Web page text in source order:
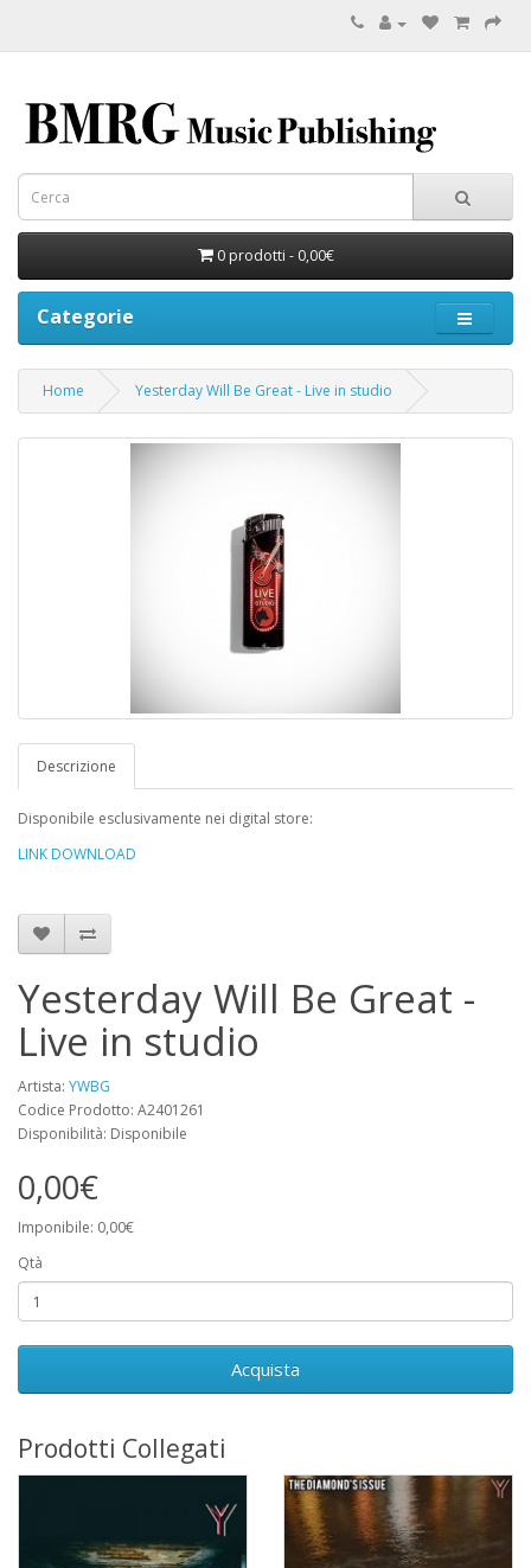
0 prodotti - 0,00€
Categorie
Home Yesterday Will Be Great - Live in studio
Descrizione
Disponibile esclusivamente nei digital store:
LINK DOWNLOAD
Yesterday Will Be Great -
Live in studio
Artista: YWBG
Codice Prodotto: A2401261
Disponibilità: Disponibile
0,00€
Imponibile: 0,00€
Qtà
Acquista
Prodotti Collegati